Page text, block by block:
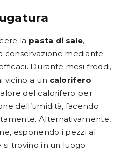
la pasta di sale,
conservazione mediante
Durante mesi freddi,
vicino a un calorifero
del calorifero per
dell’umidità, facendo
Alternativamente,
esponendo i pezzi al
si trovino in un luogo